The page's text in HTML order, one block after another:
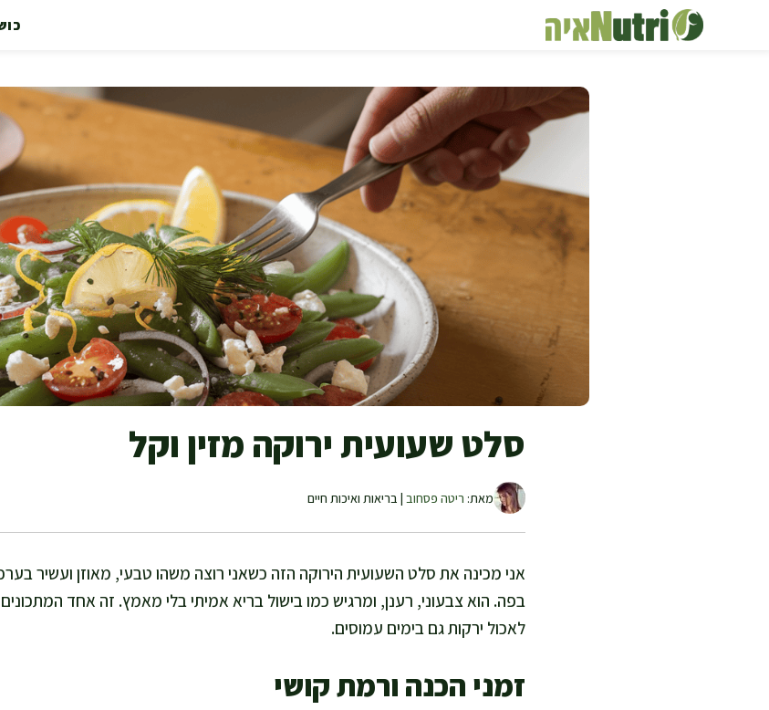
סלט שעועית ירוקה מזין וקל
מאת: ריטה פסחוב | בריאות ואיכות חיים
אני מכינה את סלט השעועית הירוקה הזה כשאני רוצה משהו טבעי, מאוזן ועשיר
בפה. הוא צבעוני, רענן, ומרגיש כמו בישול בריא אמיתי בלי מאמץ. זה אחד
לאכול ירקות גם בימים עמוסים.
זמני הכנה ורמת קושי